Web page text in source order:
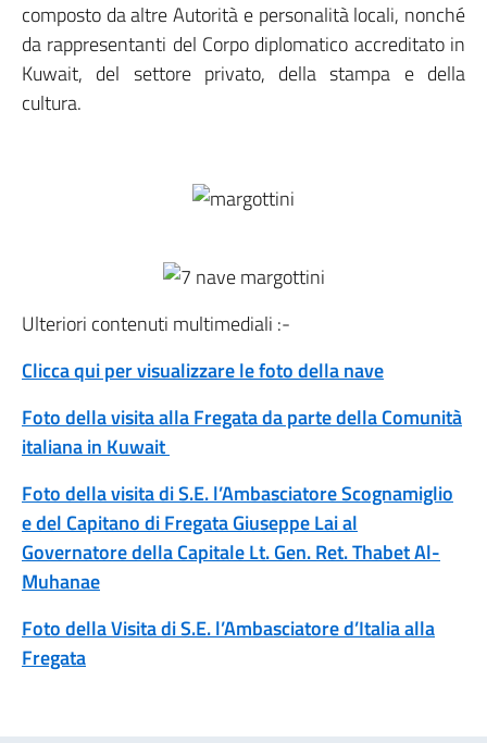
composto da altre Autorità e personalità locali, nonché
da rappresentanti del Corpo diplomatico accreditato in
Kuwait, del settore privato, della stampa e della
cultura.
Ulteriori contenuti multimediali :-
Clicca qui per visualizzare le foto della nave
Foto della visita alla Fregata da parte della Comunità
italiana in Kuwait
Foto della visita di S.E. l’Ambasciatore Scognamiglio
e del Capitano di Fregata Giuseppe Lai al
Governatore della Capitale Lt. Gen. Ret. Thabet Al-
Muhanae
Foto della Visita di S.E. l’Ambasciatore d’Italia alla
Fregata